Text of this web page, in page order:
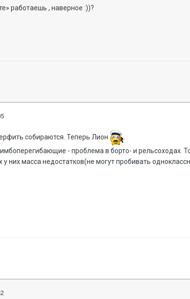
работаешь , наверное :))?
собираются. Теперь Лион
- проблема в борто- и рельсоходах.
у них масса недостатков(не могут пробивать